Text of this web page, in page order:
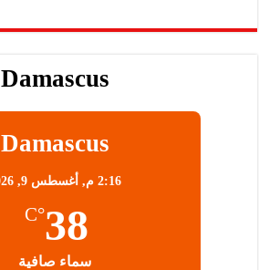
Damascus
Damascus
2:16 م, أغسطس 9, 2026
38
°C
سماء صافية